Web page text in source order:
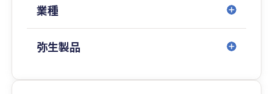
業種
弥生製品